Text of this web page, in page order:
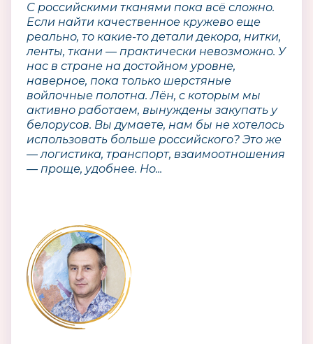
С российскими тканями пока всё сложно.
Если найти качественное кружево еще
реально, то какие-то детали декора, нитки,
ленты, ткани — практически невозможно. У
нас в стране на достойном уровне,
наверное, пока только шерстяные
войлочные полотна. Лён, с которым мы
активно работаем, вынуждены закупать у
белорусов. Вы думаете, нам бы не хотелось
использовать больше российского? Это же
— логистика, транспорт, взаимоотношения
— проще, удобнее. Но...